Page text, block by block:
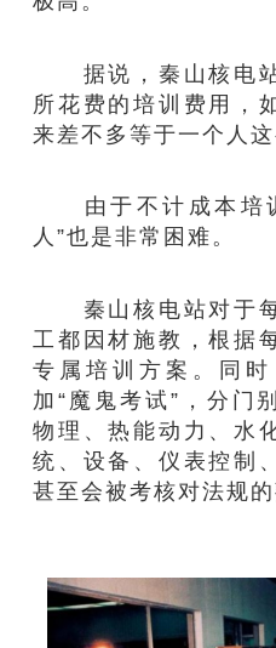
据说，秦山核电站
所花费的培训费用，
来差不多等于一个人这
由于不计成本培
人”也是非常困难。
秦山核电站对于每
工都因材施教，根据
专属培训方案。同
加“魔鬼考试”，分门
物理、热能动力、水
统、设备、仪表控制
甚至会被考核对法规的